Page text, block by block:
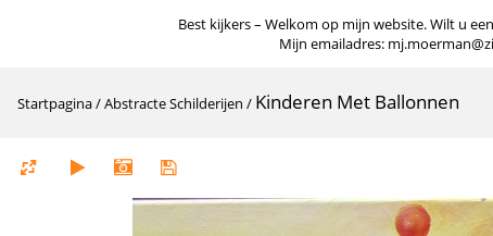
Best kijkers – Welkom op mijn website. Wilt u
Mijn emailadres:
Startpagina/Abstracte Schilderijen / Kinderen Met Ballonnen